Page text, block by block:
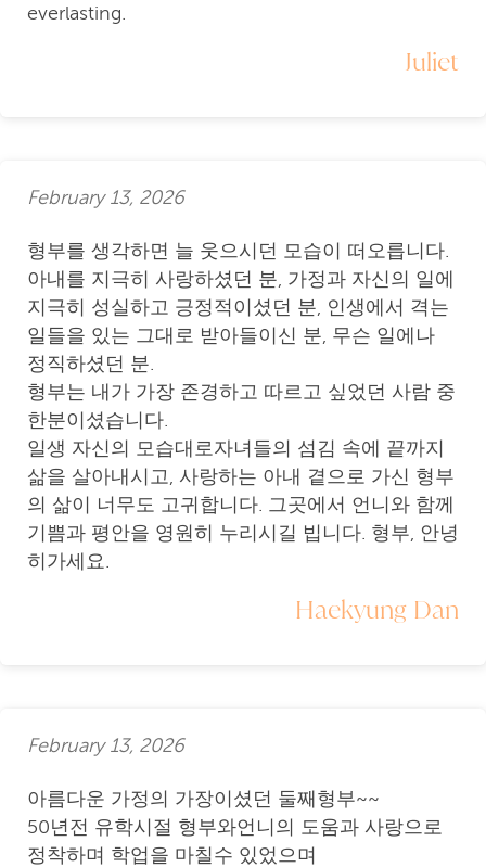
everlasting.
Juliet
February 13, 2026
형부를 생각하면 늘 웃으시던 모습이 떠오릅니다.
아내를 지극히 사랑하셨던 분, 가정과 자신의 일에
지극히 성실하고 긍정적이셨던 분, 인생에서 격는
일들을 있는 그대로 받아들이신 분, 무슨 일에나
정직하셨던 분.
형부는 내가 가장 존경하고 따르고 싶었던 사람 중
한분이셨습니다.
일생 자신의 모습대로자녀들의 섬김 속에 끝까지
삶을 살아내시고, 사랑하는 아내 곁으로 가신 형부
의 삶이 너무도 고귀합니다. 그곳에서 언니와 함께
기쁨과 평안을 영원히 누리시길 빕니다. 형부, 안녕
히가세요.
Haekyung Dan
February 13, 2026
아름다운 가정의 가장이셨던 둘째형부~~
50년전 유학시절 형부와언니의 도움과 사랑으로
정착하며 학업을 마칠수 있었으며